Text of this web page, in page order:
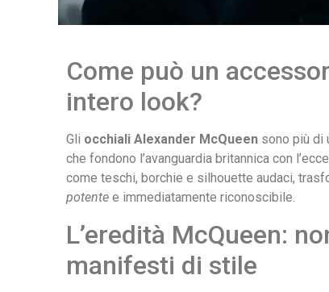
Come può un
intero look?
Gli occhiali Alexander McQueen sono più di
che fondono l’avanguardia britannica con
come teschi, borchie e silhouette audaci,
potente e immediatamente riconoscibile.
L’eredità McQueen:
manifesti di stile